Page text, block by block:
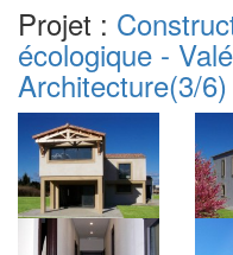
Projet :
écologique -
Architecture(3/6)